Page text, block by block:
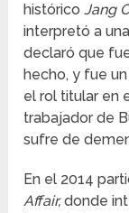
históricoJang
interpretó a
declaró que
hecho, y fue
el rol titular en
trabajador de
sufre de
En el 2014
Affair,donde